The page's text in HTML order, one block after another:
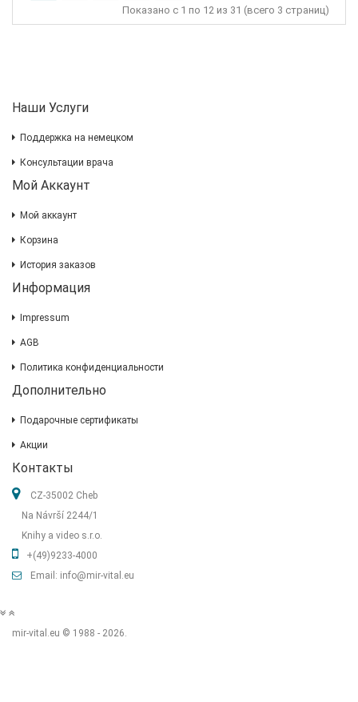
Показано с 1 по 12 из 31 (всего 3 страниц)
Наши Услуги
Поддержка на немецком
Консультации врача
Мой Аккаунт
Мой аккаунт
Корзина
История заказов
Информация
Impressum
AGB
Политика конфиденциальности
Дополнительно
Подарочные сертификаты
Акции
Контакты
CZ-35002 Cheb
Na Návrší 2244/1
Knihy a video s.r.o.
+(49)9233-4000
Email: info@mir-vital.eu
mir-vital.eu © 1988 - 2026.